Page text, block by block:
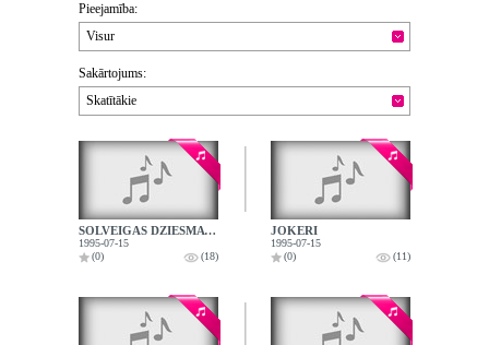
Pieejamība:
Visur
Sakārtojums:
Skatītākie
SOLVEIGAS DZIESMA - VOKALĪZE
1995-07-15
(0)
(18)
JOKERI
1995-07-15
(0)
(11)